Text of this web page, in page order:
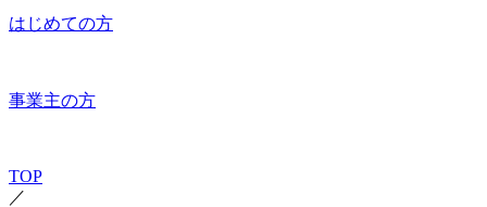
はじめての方
事業主の方
TOP
／